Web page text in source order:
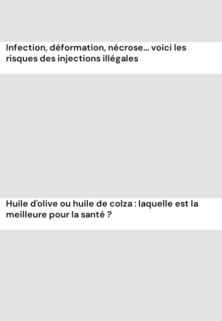
Infection, déformation, nécrose... voici les
risques des injections illégales
Huile d'olive ou huile de colza : laquelle est la
meilleure pour la santé ?